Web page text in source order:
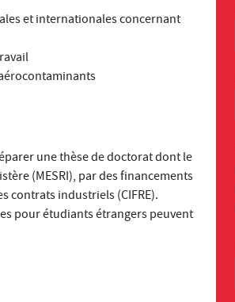
et internationales concernant
une thèse de doctorat dont le
(MESRI), par des financements
contrats industriels (CIFRE).
pour étudiants étrangers peuvent